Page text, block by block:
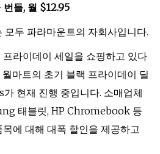
들, 월 $12.95
두 파라마운트의 자회사입니다.
라이데이 세일을 쇼핑하고 있다
마트의 초기 블랙 프라이데이 딜
현재 진행 중입니다. 소매업체
태블릿, HP Chromebook 등
에 대해 대폭 할인을 제공하고